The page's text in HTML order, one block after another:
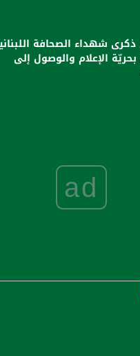
شهداء الصحافة
الإعلام والوصول إلى
ad